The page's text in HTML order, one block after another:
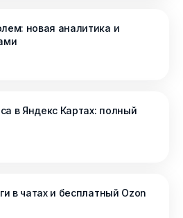
новая аналитика и
в Яндекс Картах: полный
в чатах и бесплатный Ozon